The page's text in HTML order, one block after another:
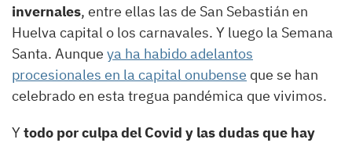
invernales, entre ellas las de San Sebastián en
Huelva capital o los carnavales. Y luego la Semana
Santa. Aunque ya ha habido adelantos
procesionales en la capital onubense que se han
celebrado en esta tregua pandémica que vivimos.
Ytodo por culpa del Covid y las dudas que hay